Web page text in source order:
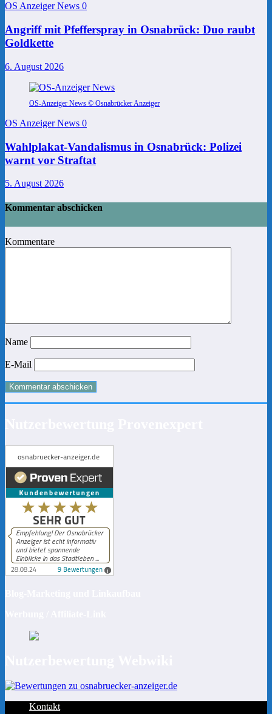
OS Anzeiger News 0
Angriff mit Pfefferspray in Osnabrück: Duo raubt
Goldkette
6. August 2026
OS-Anzeiger News © Osnabrücker Anzeiger
OS Anzeiger News 0
Wahlplakat-Vandalismus in Osnabrück: Polizei
warnt vor Straftat
5. August 2026
Kommentar abschicken
Kommentare
Name
E-Mail
Kontakt